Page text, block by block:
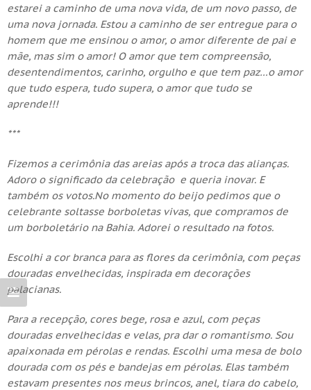
estarei a caminho de uma nova vida, de um novo passo, de
uma nova jornada. Estou a caminho de ser entregue para o
homem que me ensinou o amor, o amor diferente de pai e
mãe, mas sim o amor! O amor que tem compreensão,
desentendimentos, carinho, orgulho e que tem paz…o amor
que tudo espera, tudo supera, o amor que tudo se
aprende!!!
***
Fizemos a cerimônia das areias após a troca das alianças.
Adoro o significado da celebração e queria inovar. E
também os votos.No momento do beijo pedimos que o
celebrante soltasse borboletas vivas, que compramos de
um borboletário na Bahia. Adorei o resultado na fotos.
Escolhi a cor branca para as flores da cerimônia, com peças
douradas envelhecidas, inspirada em decorações
palacianas.
Para a recepção, cores bege, rosa e azul, com peças
douradas envelhecidas e velas, pra dar o romantismo. Sou
apaixonada em pérolas e rendas. Escolhi uma mesa de bolo
dourada com os pés e bandejas em pérolas. Elas também
estavam presentes nos meus brincos, anel, tiara do cabelo,